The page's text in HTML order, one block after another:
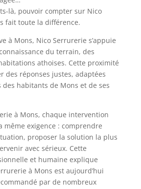
là, pouvoir compter sur Nico
fait toute la différence.
à Mons, Nico Serrurerie s’appuie
du terrain, des
athoises. Cette proximité
des réponses justes, adaptées
des habitants de Mons et de ses
à Mons, chaque intervention
même exigence : comprendre
proposer la solution la plus
avec sérieux. Cette
et humaine explique
à Mons est aujourd’hui
par de nombreux